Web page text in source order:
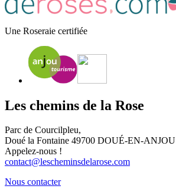
Une Roseraie certifiée
Les chemins de la Rose
Parc de Courcilpleu,
Doué la Fontaine 49700 DOUÉ-EN-ANJOU
Appelez-nous !
contact@lescheminsdelarose.com
Nous contacter